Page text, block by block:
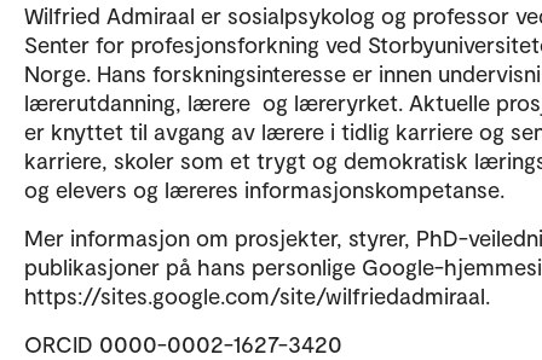
Wilfried Admiraal er sosialpsykolog og professor
Senter for profesjonsforkning ved
Norge. Hans forskningsinteresse er innen
lærerutdanning, lærere og læreryrket. Aktuelle
er knyttet til avgang av lærere i tidlig karriere og
karriere, skoler som et trygt og demokratisk
og elevers og læreres informasjonskompetanse.
Mer informasjon om prosjekter, styrer, PhD-
publikasjoner på hans personlige Google-
https://sites.google.com/site/wilfriedadmiraal.
ORCID 0000-0002-1627-3420